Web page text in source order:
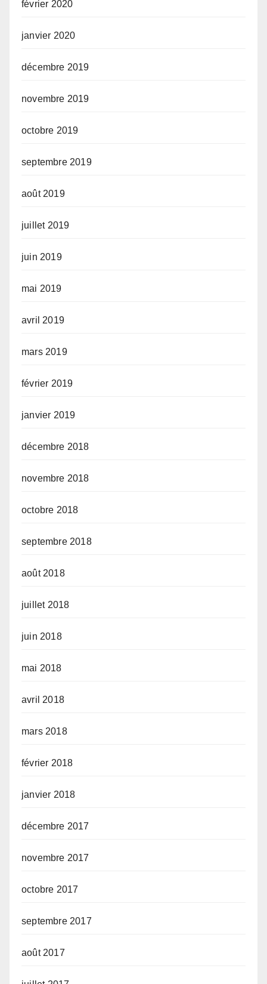
février 2020
janvier 2020
décembre 2019
novembre 2019
octobre 2019
septembre 2019
août 2019
juillet 2019
juin 2019
mai 2019
avril 2019
mars 2019
février 2019
janvier 2019
décembre 2018
novembre 2018
octobre 2018
septembre 2018
août 2018
juillet 2018
juin 2018
mai 2018
avril 2018
mars 2018
février 2018
janvier 2018
décembre 2017
novembre 2017
octobre 2017
septembre 2017
août 2017